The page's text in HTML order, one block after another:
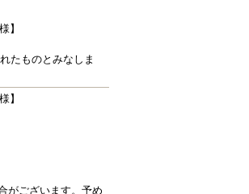
】
たものとみなしま
】
がございます。予め